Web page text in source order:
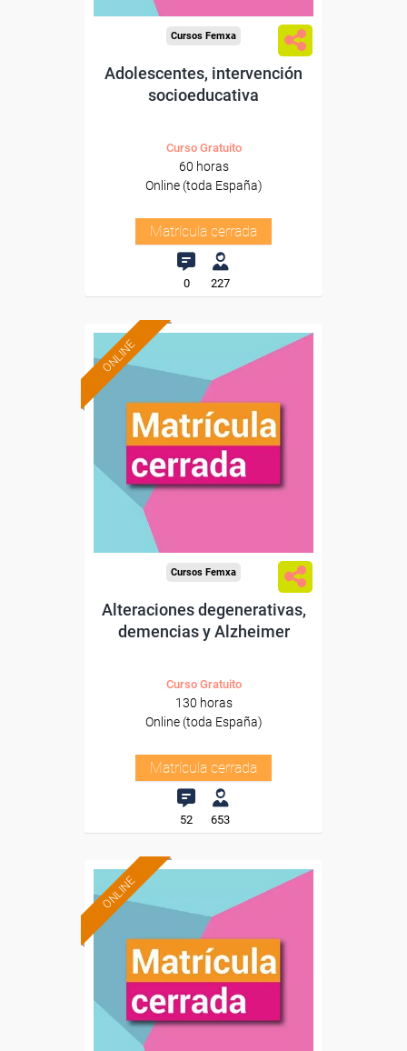
Cursos Femxa
Adolescentes, intervención
socioeducativa
Curso Gratuito
60 horas
Online (toda España)
Matrícula cerrada
0 227
ONLINE
Cursos Femxa
Alteraciones degenerativas,
demencias y Alzheimer
Curso Gratuito
130 horas
Online (toda España)
Matrícula cerrada
52 653
ONLINE